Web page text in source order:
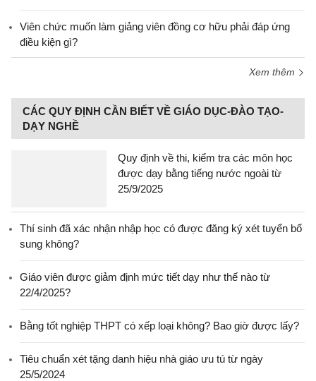
Viên chức muốn làm giảng viên đồng cơ hữu phải đáp ứng
điều kiện gì?
Xem thêm
CÁC QUY ĐỊNH CẦN BIẾT VỀ GIÁO DỤC-ĐÀO TẠO-
DẠY NGHỀ
Quy định về thi, kiểm tra các môn học
được dạy bằng tiếng nước ngoài từ
25/9/2025
Thí sinh đã xác nhận nhập học có được đăng ký xét tuyển bổ
sung không?
Giáo viên được giảm định mức tiết dạy như thế nào từ
22/4/2025?
Bằng tốt nghiệp THPT có xếp loại không? Bao giờ được lấy?
Tiêu chuẩn xét tặng danh hiệu nhà giáo ưu tú từ ngày
25/5/2024